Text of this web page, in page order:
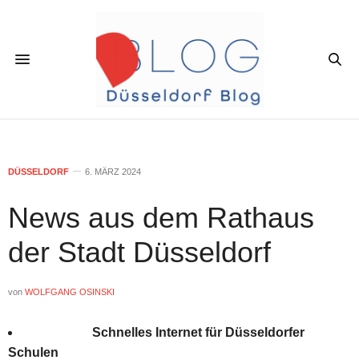
DÜSSELDORF 6. MÄRZ 2024
News aus dem Rathaus
der Stadt Düsseldorf
von WOLFGANG OSINSKI
Schnelles Internet für Düsseldorfer
Schulen